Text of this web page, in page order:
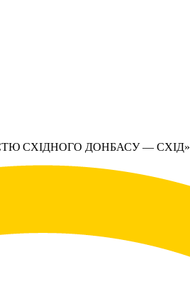
СХІДНОГО ДОНБАСУ — СХІД»